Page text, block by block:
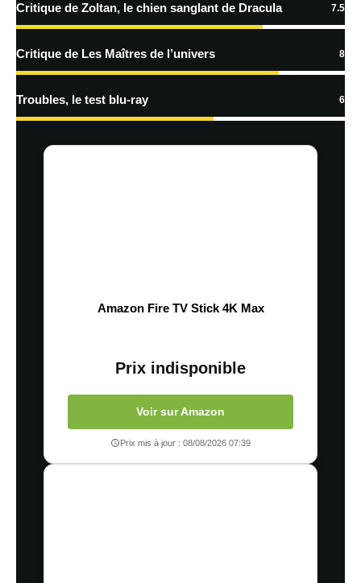
Critique de Zoltan, le chien sanglant de Dracula 7.5
Critique de Les Maîtres de l’univers 8
Troubles, le test blu-ray 6
Amazon Fire TV Stick 4K Max
Prix indisponible
Voir sur Amazon
Prix mis à jour : 08/08/2026 07:39